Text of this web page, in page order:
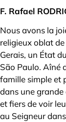
F. Rafael
Nous avons la
religieux oblat
Gerais, un État
São Paulo. Aîné
famille simple et
dans une
et fiers de voir
au Seigneur